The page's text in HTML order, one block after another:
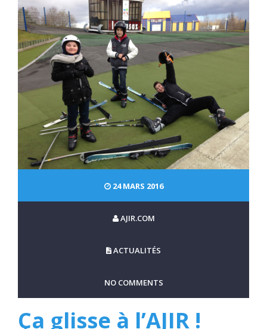
24 MARS 2016
AJIR.COM
ACTUALITÉS
NO COMMENTS
Ça glisse à l’AJIR !